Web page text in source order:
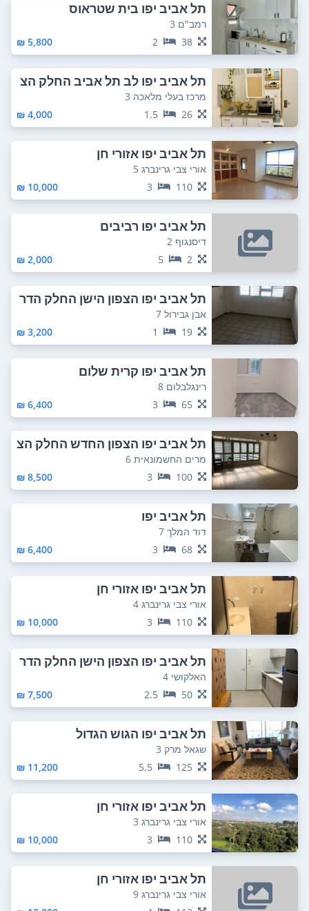
תל אביב יפו בית שטראוס
רמב"ם 3
38
2
5,800 ₪
תל אביב יפו לב תל אביב החלק הצ
פוני
מרכז בעלי מלאכה 3
26
1.5
4,000 ₪
תל אביב יפו אזורי חן
אורי צבי גרינברג 5
110
3
10,000 ₪
תל אביב יפו רביבים
דיסנגוף 2
2
5
2,000 ₪
תל אביב יפו הצפון הישן החלק הדר
ום מזרחי
אבן גבירול 7
19
1
3,200 ₪
תל אביב יפו קרית שלום
רינגלבלום 8
65
3
6,400 ₪
תל אביב יפו הצפון החדש החלק הצ
פוני
מרים החשמונאית 6
100
3
8,500 ₪
תל אביב יפו
דוד המלך 7
68
3
6,400 ₪
תל אביב יפו אזורי חן
אורי צבי גרינברג 4
110
3
10,000 ₪
תל אביב יפו הצפון הישן החלק הדר
ום מזרחי
האלקושי 4
50
2.5
7,500 ₪
תל אביב יפו הגוש הגדול
שגאל מרק 3
125
5.5
11,200 ₪
תל אביב יפו אזורי חן
אורי צבי גרינברג 3
110
3
10,000 ₪
תל אביב יפו אזורי חן
אורי צבי גרינברג 9